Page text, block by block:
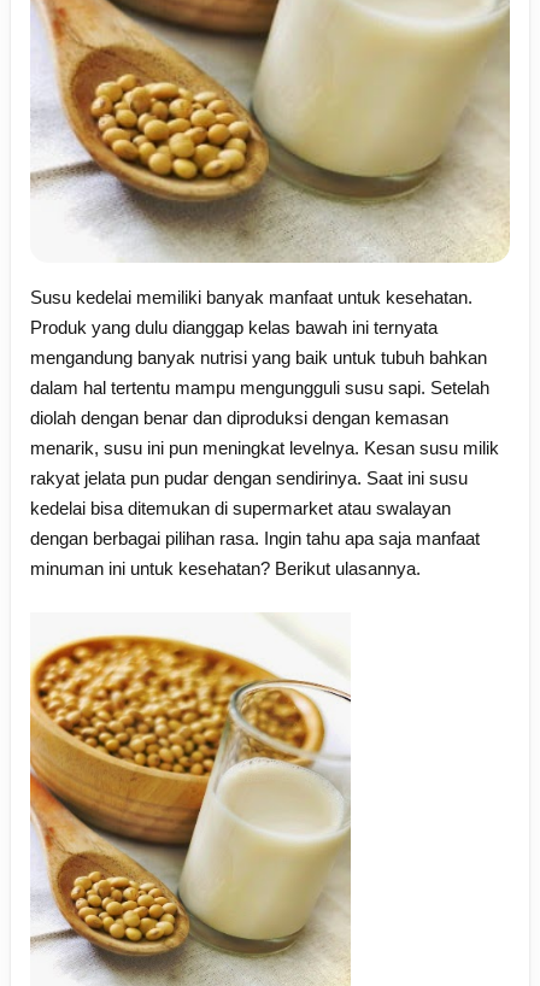
Susu kedelai memiliki banyak manfaat untuk kesehatan.
Produk yang dulu dianggap kelas bawah ini ternyata
mengandung banyak nutrisi yang baik untuk tubuh bahkan
dalam hal tertentu mampu mengungguli susu sapi. Setelah
diolah dengan benar dan diproduksi dengan kemasan
menarik, susu ini pun meningkat levelnya. Kesan susu milik
rakyat jelata pun pudar dengan sendirinya. Saat ini susu
kedelai bisa ditemukan di supermarket atau swalayan
dengan berbagai pilihan rasa. Ingin tahu apa saja manfaat
minuman ini untuk kesehatan? Berikut ulasannya.